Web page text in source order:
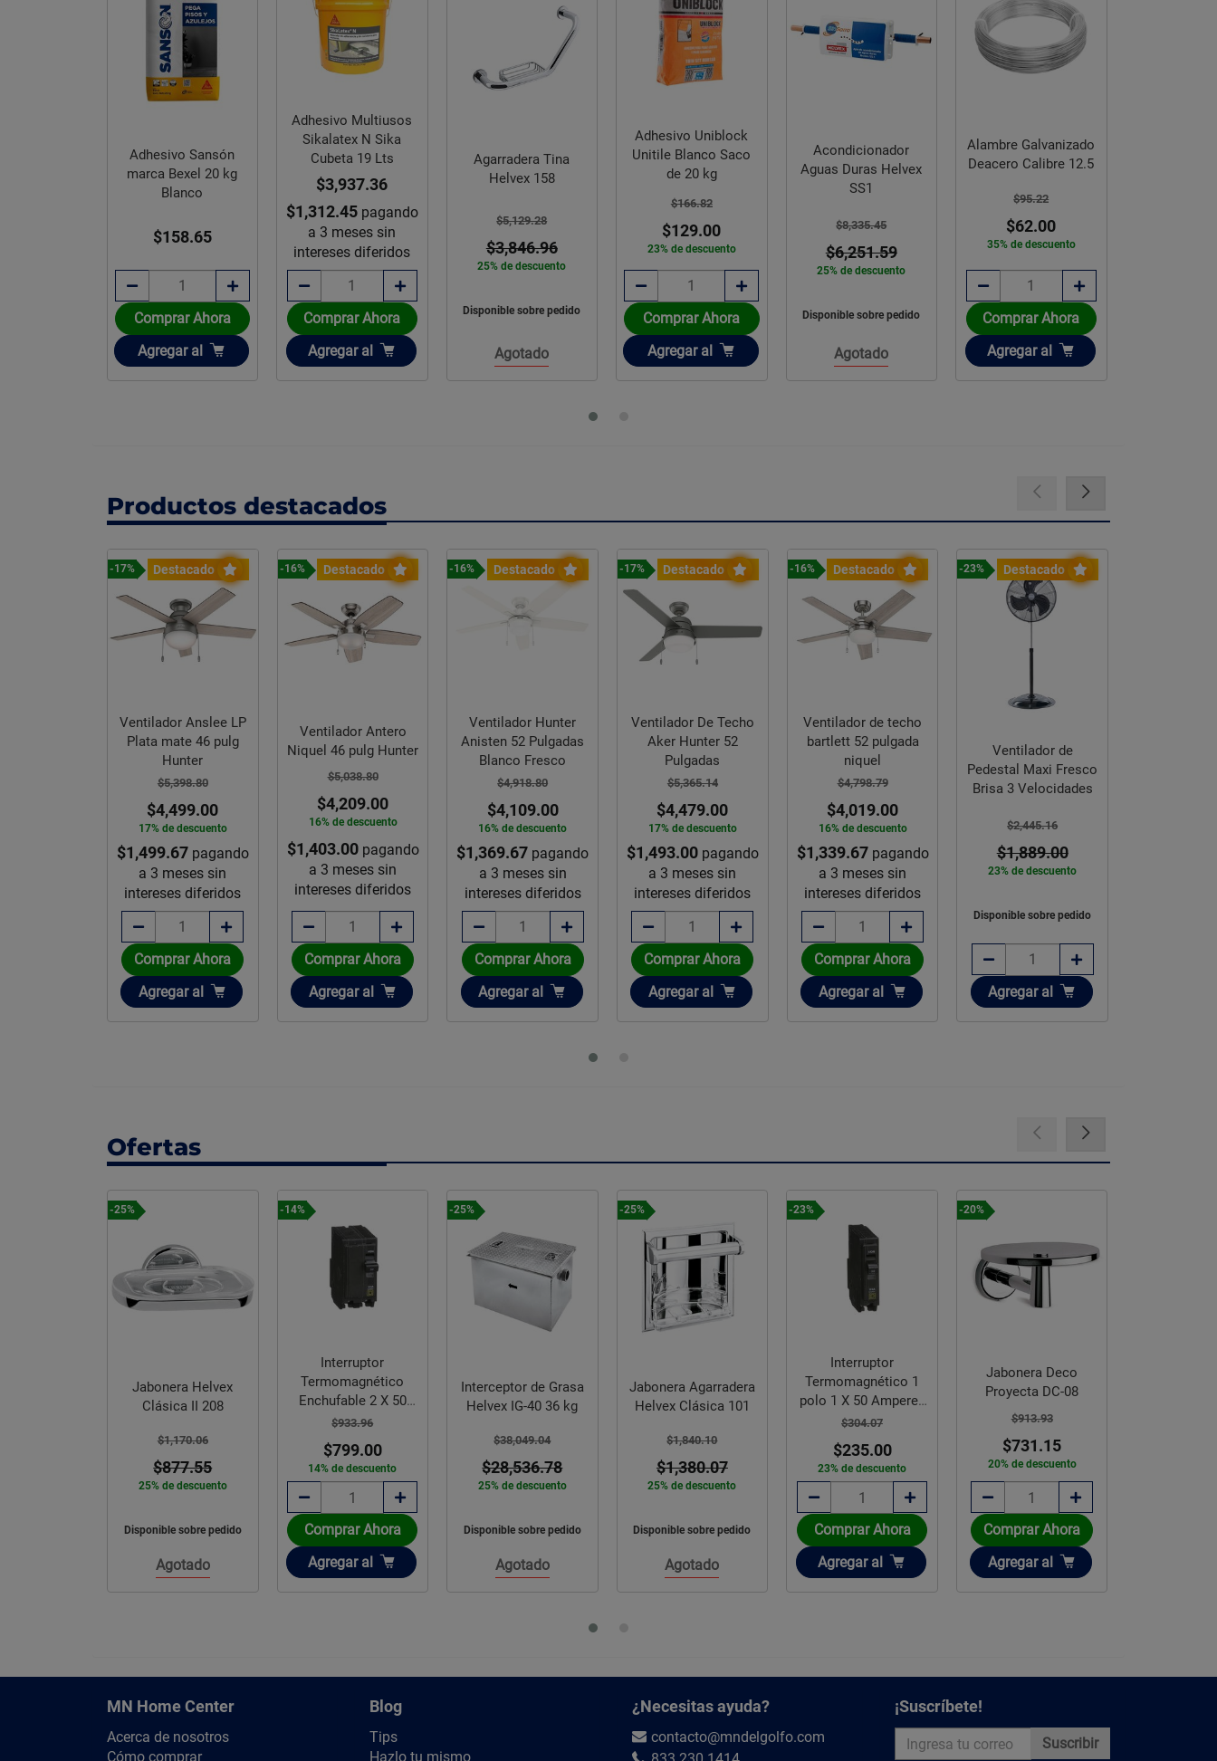
Adhesivo Sansón
marca Bexel 20 kg
Blanco
$158.65
Comprar Ahora
Añadir
Agregar al
Adhesivo Multiusos
Sikalatex N Sika
Cubeta 19 Lts
$3,937.36
$1,312.45pagando
a 3 meses sin
intereses diferidos
Comprar Ahora
Añadir
Agregar al
Agarradera Tina
Helvex 158
$5,129.28
$3,846.96
25% de descuento
Disponible sobre pedido
Agotado
Adhesivo Uniblock
Unitile Blanco Saco
de 20 kg
$166.82
$129.00
23% de descuento
Comprar Ahora
Añadir
Agregar al
Acondicionador
Aguas Duras Helvex
SS1
$8,335.45
$6,251.59
25% de descuento
Disponible sobre pedido
Agotado
Alambre Galvanizado
Deacero Calibre 12.5
$95.22
$62.00
35% de descuento
Comprar Ahora
Añadir
Agregar al
Productos destacados
Destacado
-17%
Ventilador Anslee LP
Plata mate 46 pulg
Hunter
$5,398.80
$4,499.00
17% de descuento
$1,499.67pagando
a 3 meses sin
intereses diferidos
Comprar Ahora
Añadir
Agregar al
Destacado
-16%
Ventilador Antero
Niquel 46 pulg Hunter
$5,038.80
$4,209.00
16% de descuento
$1,403.00pagando
a 3 meses sin
intereses diferidos
Comprar Ahora
Añadir
Agregar al
Destacado
-16%
Ventilador Hunter
Anisten 52 Pulgadas
Blanco Fresco
$4,918.80
$4,109.00
16% de descuento
$1,369.67 pagando
a 3 meses sin
intereses diferidos
Comprar Ahora
Añadir
Agregar al
Destacado
-17%
Ventilador De Techo
Aker Hunter 52
Pulgadas
$5,365.14
$4,479.00
17% de descuento
$1,493.00pagando
a 3 meses sin
intereses diferidos
Comprar Ahora
Añadir
Agregar al
Destacado
-16%
Ventilador de techo
bartlett 52 pulgada
niquel
$4,798.79
$4,019.00
16% de descuento
$1,339.67pagando
a 3 meses sin
intereses diferidos
Comprar Ahora
Añadir
Agregar al
Destacado
-23%
Ventilador de
Pedestal Maxi Fresco
Brisa 3 Velocidades
$2,445.16
$1,889.00
23% de descuento
Disponible sobre pedido
Añadir
Agregar al
Ofertas
-14%
Termomagnético
Enchufable 2 X 50
$799.00
14% de descuento
Comprar Ahora
Añadir
Agregar
-25%
Interceptor de Grasa
Helvex IG-40 36 kg
$28,536.78
25% de descuento
Disponible sobre pedido
Agotado
-25%
Jabonera Agarradera
Helvex Clásica 101
$1,840.10
$1,380.07
25% de descuento
Disponible sobre pedido
Agotado
-23%
Termomagnético 1
polo 1 X 50 Amperes
$235.00
23% de descuento
Comprar Ahora
Añadir
Agregar
-20%
Jabonera Deco
Proyecta DC-08
$913.93
$731.15
20% de descuento
Comprar Ahora
Añadir
Agregar al
-25%
Jabonera Helvex
Agarradera Charola
Antirrobo Clásica 100
$2,046.11
$1,534.58
25% de descuento
Disponible sobre pedido
Agotado
MN Home Center
Acerca de nosotros
Cómo comprar
Blog
Tips
Hazlo tu mismo
¿Necesitas ayuda?
contacto@mndelgolfo.com
¡Suscríbete!
Suscribir